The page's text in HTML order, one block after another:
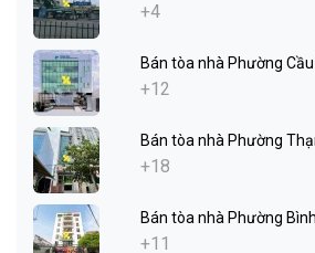
+4
Bán tòa nhà Phường Cầu
+12
Bán tòa nhà Phường
+18
Bán tòa nhà Phường
+11